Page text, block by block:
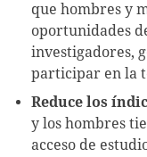
que hombres y
oportunidades
investigadores,
participar en la
Reduce los
y los hombres
acceso de